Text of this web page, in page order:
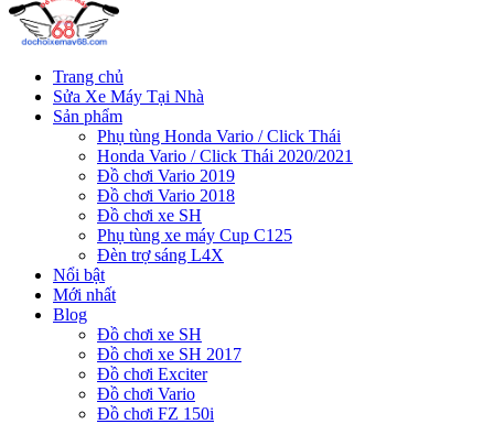
Trang chủ
Sửa Xe Máy Tại Nhà
Sản phẩm
Phụ tùng Honda Vario / Click Thái
Honda Vario / Click Thái 2020/2021
Đồ chơi Vario 2019
Đồ chơi Vario 2018
Đồ chơi xe SH
Phụ tùng xe máy Cup C125
Đèn trợ sáng L4X
Nổi bật
Mới nhất
Blog
Đồ chơi xe SH
Đồ chơi xe SH 2017
Đồ chơi Exciter
Đồ chơi Vario
Đồ chơi FZ 150i